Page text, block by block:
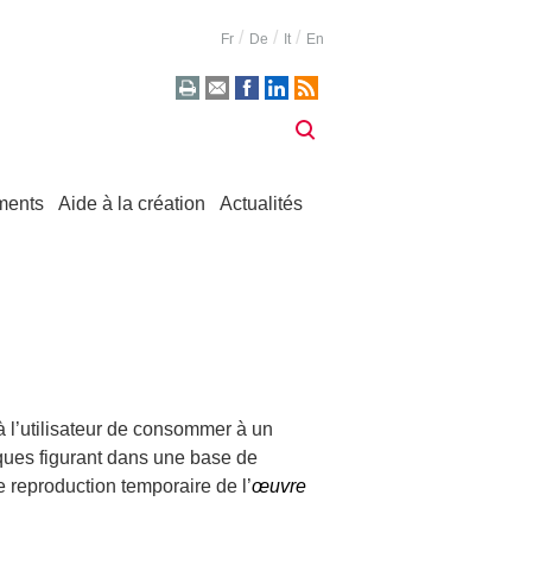
Fr De It En
Aide à la création Actualités
de consommer à un
figurant dans une base de
temporaire de l’œuvre